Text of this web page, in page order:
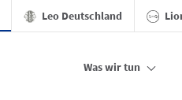
Leo Deutschland
Was wir tun